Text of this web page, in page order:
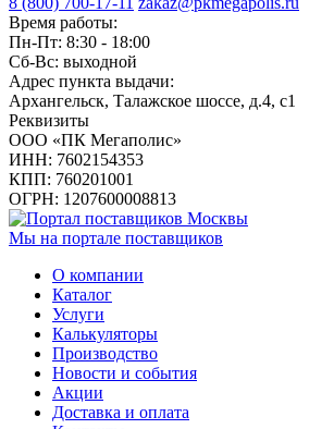
Время работы:
Пн-Пт: 8:30 - 18:00
Сб-Вс: выходной
Адрес пункта выдачи:
Архангельск, Талажское шоссе, д.4, с1
Реквизиты
ООО «ПК Мегаполис»
ИНН: 7602154353
КПП: 760201001
ОГРН: 1207600008813
Мы на портале поставщиков
О компании
Каталог
Услуги
Калькуляторы
Производство
Новости и события
Акции
Доставка и оплата